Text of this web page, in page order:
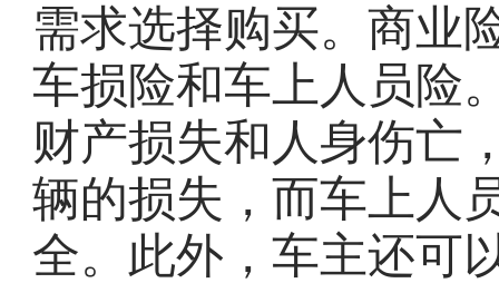
需求选择购买。商业
车损险和车上人员险
财产损失和人身伤亡
辆的损失，而车上人
全。此外，车主还可